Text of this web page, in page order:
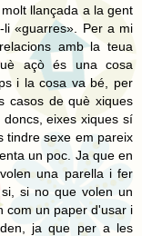
llançada a la gent
li «guarres». Per a mi
amb la teua
açò és una cosa
i la cosa va bé, per
casos de què xiques
eixes xiques sí
tindre sexe em pareix
un poc. Ja que en
una parella i fer
si no que volen un
com un paper d'usar i
ja que per a les